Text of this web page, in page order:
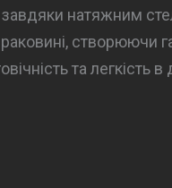
натяжним
створюючи
та легкість в